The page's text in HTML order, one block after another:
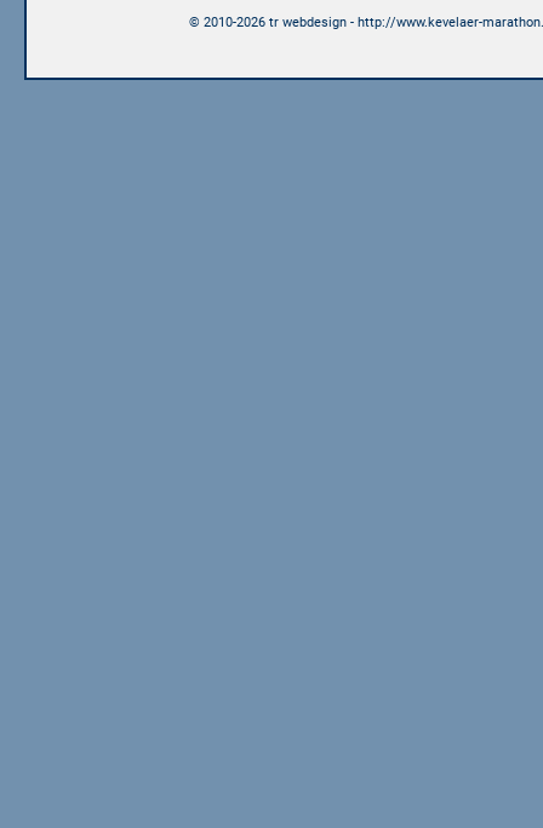
© 2010-2026 tr webdesign - http://www.kevelaer-